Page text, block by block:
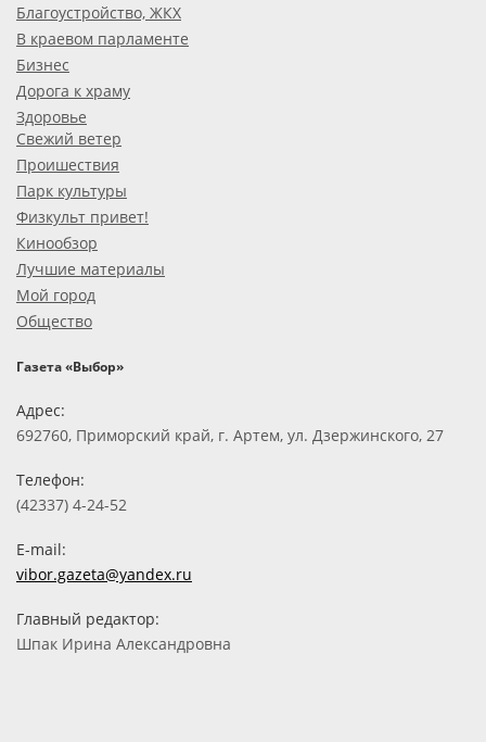
Благоустройство, ЖКХ
В краевом парламенте
Бизнес
Дорога к храму
Здоровье
Свежий ветер
Проишествия
Парк культуры
Физкульт привет!
Кинообзор
Лучшие материалы
Мой город
Общество
Газета «Выбор»
Адрес:
692760, Приморский край, г. Артем, ул. Дзержинского, 27
Телефон:
(42337) 4-24-52
E-mail:
vibor.gazeta@yandex.ru
Главный редактор:
Шпак Ирина Александровна